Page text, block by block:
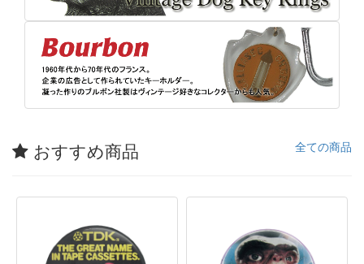
おすすめ商品 全ての商品